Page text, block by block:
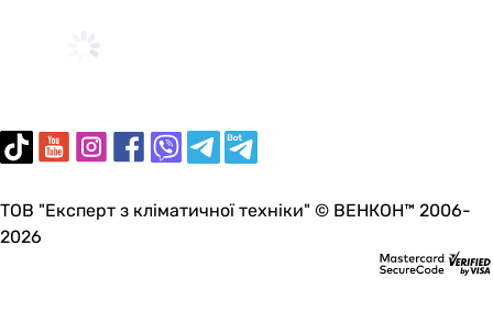
ТОВ "Експерт з кліматичної техніки" © ВЕНКОН™ 2006-
2026